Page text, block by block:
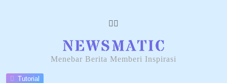
Tutorial
NEWSANTARA
Menebar Berita Memberi Inspirasi